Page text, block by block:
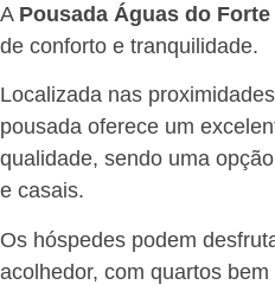
A Pousada Águas do
de conforto e tranquilidade.
Localizada nas
pousada oferece um
qualidade, sendo uma
e casais.
Os hóspedes podem
acolhedor, com quartos